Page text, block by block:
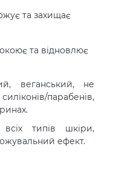
та захищає
та відновлює
веганський, не
парабенів,
всіх типів шкіри,
ефект.